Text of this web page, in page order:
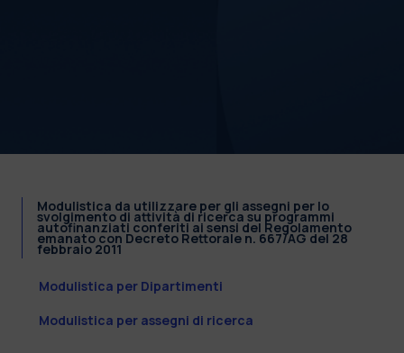
Modulistica da utilizzare per gli assegni per lo
svolgimento di attività di ricerca su programmi
autofinanziati conferiti ai sensi del Regolamento
emanato con Decreto Rettorale n. 667/AG del 28
febbraio 2011
Modulistica per Dipartimenti
Modulistica per assegni di ricerca